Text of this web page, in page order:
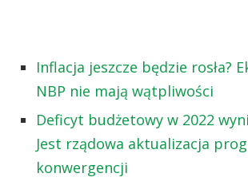
Inflacja jeszcze będzie rosła?
NBP nie mają wątpliwości
Deficyt budżetowy w 2022
Jest rządowa aktualizacja
konwergencji